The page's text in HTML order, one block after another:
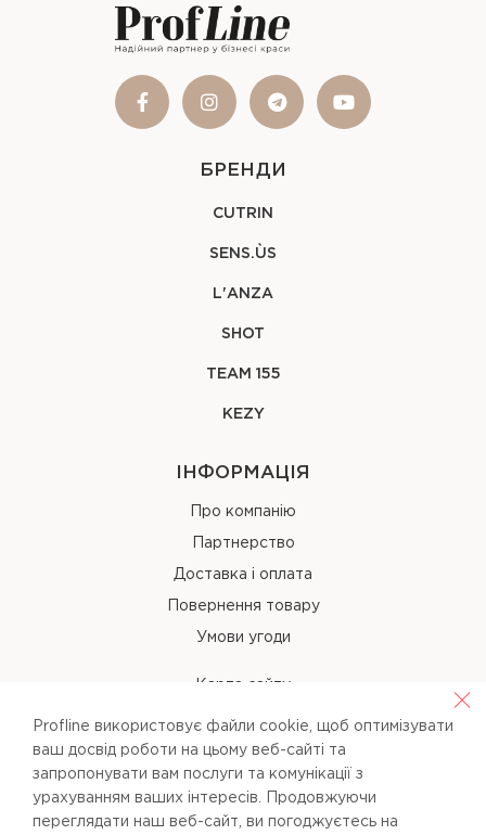
БРЕНДИ
CUTRIN
SENS.ÙS
L'ANZA
SHOT
TEAM 155
KEZY
ІНФОРМАЦІЯ
Про компанію
Партнерство
Доставка і оплата
Повернення товару
Умови угоди
Карта сайту
КОНТАКТИ
+38 (067) 238-97-40
info@pl-beauty.com.ua
Profline використовує файли cookie, щоб оптимізувати
ваш досвід роботи на цьому веб-сайті та
запропонувати вам послуги та комунікації з
урахуванням ваших інтересів. Продовжуючи
переглядати наш веб-сайт, ви погоджуєтесь на